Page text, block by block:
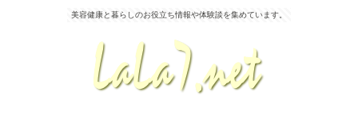
美容健康と暮らしのお役立ち情報や体験談を集めています。